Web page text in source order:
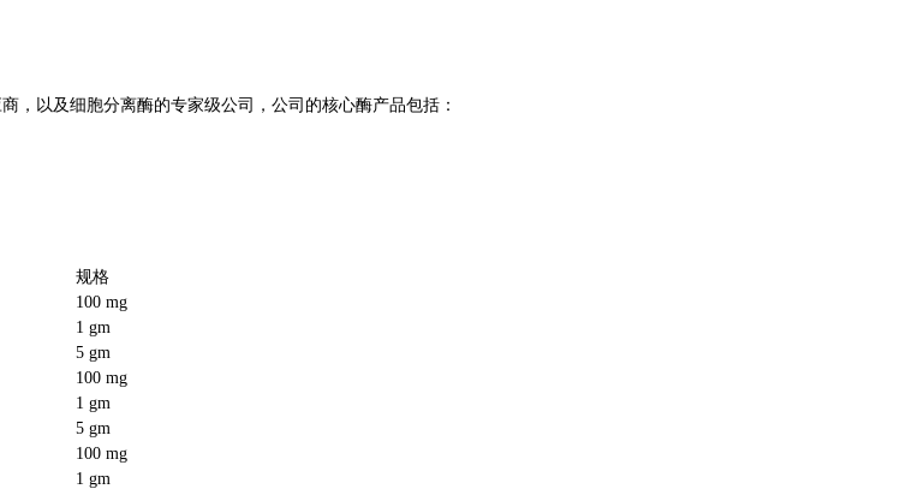
，以及细胞分离酶的专家级公司，公司的核心酶产品包括：
规格
100 mg
1 gm
5 gm
100 mg
1 gm
5 gm
100 mg
1 gm